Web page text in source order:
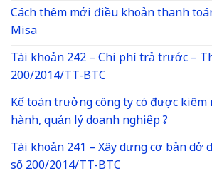
Cách thêm mới điều khoản thanh
Misa
Tài khoản 242 – Chi phí trả trước –
200/2014/TT-BTC
Kế toán trưởng công ty có được
hành, quản lý doanh nghiệp ?
Tài khoản 241 – Xây dựng cơ bản dở
số 200/2014/TT-BTC